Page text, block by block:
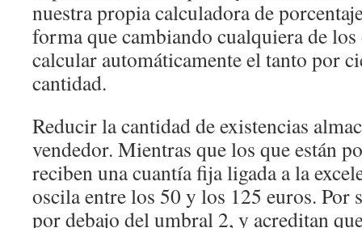
nuestra propia calculadora de
forma que cambiando cualquiera de
calcular automáticamente el tanto por
cantidad.
Reducir la cantidad de existencias
vendedor. Mientras que los que están
reciben una cuantía fija ligada a la
oscila entre los 50 y los 125 euros. Por
por debajo del umbral 2, y acreditan